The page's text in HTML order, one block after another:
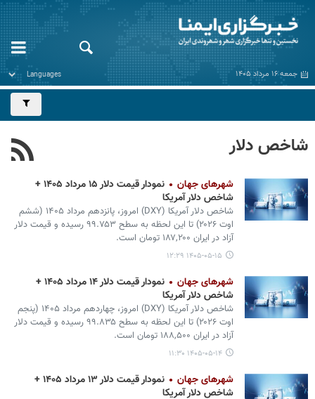
جمعه ۱۶ مرداد ۱۴۰۵
شاخص دلار
شهرهای جهان
نمودار قیمت دلار ۱۵ مرداد ۱۴۰۵ +
شاخص دلار آمریکا
شاخص دلار آمریکا (DXY) امروز، پانزدهم مرداد ۱۴۰۵ (ششم
اوت ۲۰۲۶) تا این لحظه به سطح ۹۹.۷۵۳ رسیده و قیمت دلار
آزاد در ایران ۱۸۷,۲۰۰ تومان است.
۱۴۰۵-۰۵-۱۵ ۱۲:۲۹
شهرهای جهان
نمودار قیمت دلار ۱۴ مرداد ۱۴۰۵ +
شاخص دلار آمریکا
شاخص دلار آمریکا (DXY) امروز، چهاردهم مرداد ۱۴۰۵ (پنجم
اوت ۲۰۲۶) تا این لحظه به سطح ۹۹.۸۳۵ رسیده و قیمت دلار
آزاد در ایران ۱۸۸,۵۰۰ تومان است.
۱۴۰۵-۰۵-۱۴ ۱۱:۳۰
شهرهای جهان
نمودار قیمت دلار ۱۳ مرداد ۱۴۰۵ +
شاخص دلار آمریکا